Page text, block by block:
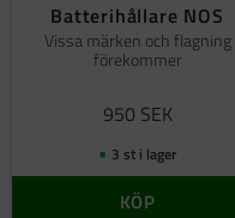
Batterihållare NOS
Vissa märken och flagning
förekommer
950 SEK
3 st i lager
KÖP